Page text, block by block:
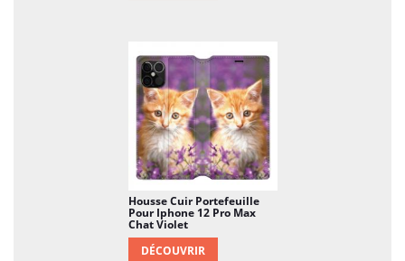
Housse Cuir Portefeuille
Pour Iphone 12 Pro Max
Chat Violet
DÉCOUVRIR